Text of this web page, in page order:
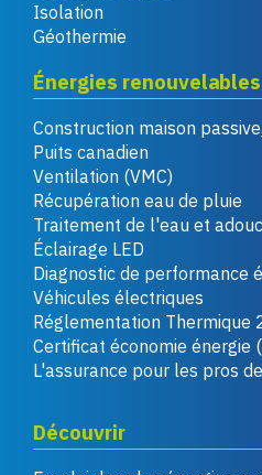
Isolation
Géothermie
Énergies renouvelables
Construction maison
Puits canadien
Ventilation (VMC)
Récupération eau de pluie
Traitement de l'eau et
Éclairage LED
Diagnostic de performance
Véhicules électriques
Réglementation Thermique
Certificat économie énergie
L'assurance pour les pros
Découvrir